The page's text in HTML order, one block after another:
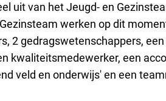
uit van het Jeugd- en
werken op dit
2 gedragswetenschappers,
kwaliteitsmedewerker, een
veld en onderwijs' en een